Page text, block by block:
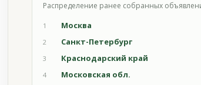
Распределение ранее собранных
1 Москва
2
Санкт-Петербург
3
Краснодарский край
4
Московская обл.